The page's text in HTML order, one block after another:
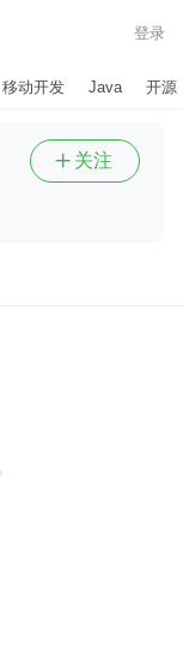
登录
移动开发 Java 开源
 关注